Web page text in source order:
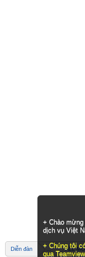
+ Chào
dịch vụ Việt
+ Chúng tôi
qua
Diễn đàn ... ALL